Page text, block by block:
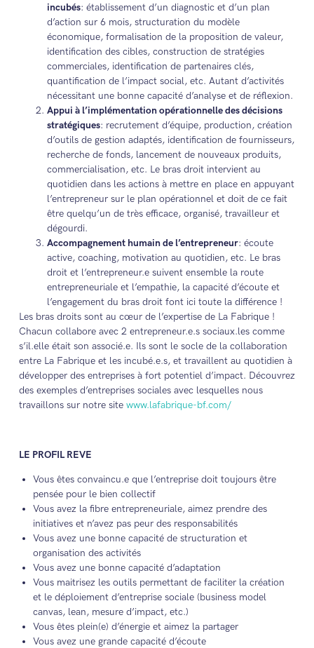
incubés: établissement d’un diagnostic et d’un plan
d’action sur 6 mois, structuration du modèle
économique, formalisation de la proposition de valeur,
identification des cibles, construction de stratégies
commerciales, identification de partenaires clés,
quantification de l’impact social, etc. Autant d’activités
nécessitant une bonne capacité d’analyse et de réflexion.
Appui à l’implémentation opérationnelle des décisions
stratégiques: recrutement d’équipe, production, création
d’outils de gestion adaptés, identification de fournisseurs,
recherche de fonds, lancement de nouveaux produits,
commercialisation, etc. Le bras droit intervient au
quotidien dans les actions à mettre en place en appuyant
l’entrepreneur sur le plan opérationnel et doit de ce fait
être quelqu’un de très efficace, organisé, travailleur et
dégourdi.
Accompagnement humain de l’entrepreneur: écoute
active, coaching, motivation au quotidien, etc. Le bras
droit et l’entrepreneur.e suivent ensemble la route
entrepreneuriale et l’empathie, la capacité d’écoute et
l’engagement du bras droit font ici toute la différence !
Les bras droits sont au cœur de l’expertise de La Fabrique !
Chacun collabore avec 2 entrepreneur.e.s sociaux.les comme
s’il.elle était son associé.e. Ils sont le socle de la collaboration
entre La Fabrique et les incubé.e.s, et travaillent au quotidien à
développer des entreprises à fort potentiel d’impact. Découvrez
des exemples d’entreprises sociales avec lesquelles nous
travaillons sur notre site www.lafabrique-bf.com/
LE PROFIL REVE
Vous êtes convaincu.e que l’entreprise doit toujours être
pensée pour le bien collectif
Vous avez la fibre entrepreneuriale, aimez prendre des
initiatives et n’avez pas peur des responsabilités
Vous avez une bonne capacité de structuration et
organisation des activités
Vous avez une bonne capacité d’adaptation
Vous maitrisez les outils permettant de faciliter la création
et le déploiement d’entreprise sociale (business model
canvas, lean, mesure d’impact, etc.)
Vous êtes plein(e) d’énergie et aimez la partager
Vous avez une grande capacité d’écoute